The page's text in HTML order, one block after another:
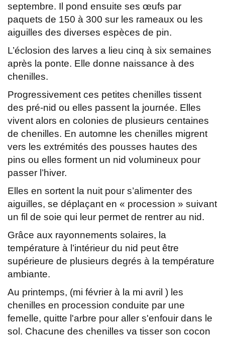
septembre. Il pond ensuite ses œufs par
paquets de 150 à 300 sur les rameaux ou les
aiguilles des diverses espèces de pin.
L’éclosion des larves a lieu cinq à six semaines
après la ponte. Elle donne naissance à des
chenilles.
Progressivement ces petites chenilles tissent
des pré-nid ou elles passent la journée. Elles
vivent alors en colonies de plusieurs centaines
de chenilles. En automne les chenilles migrent
vers les extrémités des pousses hautes des
pins ou elles forment un nid volumineux pour
passer l’hiver.
Elles en sortent la nuit pour s’alimenter des
aiguilles, se déplaçant en « procession » suivant
un fil de soie qui leur permet de rentrer au nid.
Grâce aux rayonnements solaires, la
température à l’intérieur du nid peut être
supérieure de plusieurs degrés à la température
ambiante.
Au printemps, (mi février à la mi avril ) les
chenilles en procession conduite par une
femelle, quitte l'arbre pour aller s'enfouir dans le
sol. Chacune des chenilles va tisser son cocon